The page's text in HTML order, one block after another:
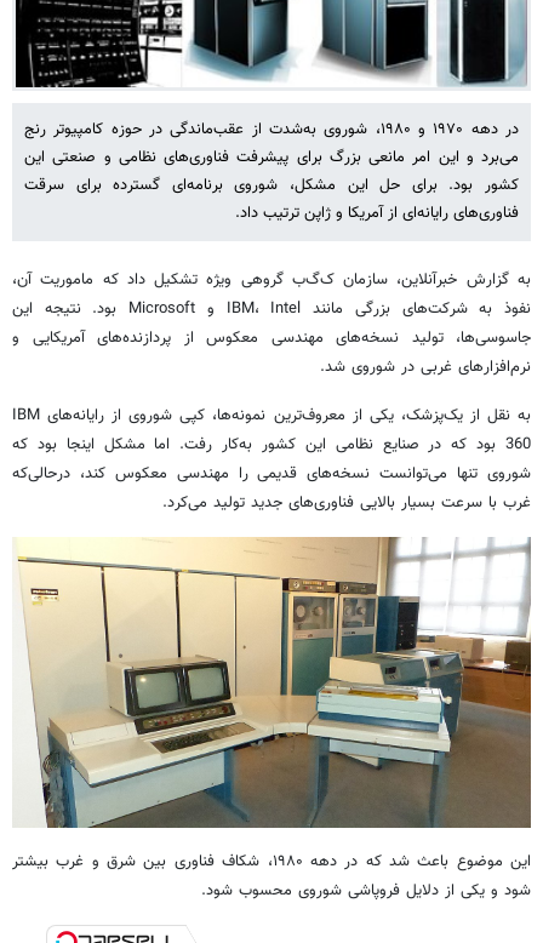
در دهه ۱۹۷۰ و ۱۹۸۰، شوروی به‌شدت از عقب‌ماندگی در حوزه کامپیوتر رنج
می‌برد و این امر مانعی بزرگ برای پیشرفت فناوری‌های نظامی و صنعتی این
کشور بود. برای حل این مشکل، شوروی برنامه‌ای گسترده برای سرقت
فناوری‌های رایانه‌ای از آمریکا و ژاپن ترتیب داد.
به گزارش خبرآنلاین، سازمان ک‌گ‌ب گروهی ویژه تشکیل داد که ماموریت آن،
نفوذ به شرکت‌های بزرگی مانند IBM، Intel و Microsoft بود. نتیجه این
جاسوسی‌ها، تولید نسخه‌های مهندسی معکوس از پردازنده‌های آمریکایی و
نرم‌افزارهای غربی در شوروی شد.
به نقل از یک‌پزشک، یکی از معروف‌ترین نمونه‌ها، کپی شوروی از رایانه‌های IBM
360 بود که در صنایع نظامی این کشور به‌کار رفت. اما مشکل اینجا بود که
شوروی تنها می‌توانست نسخه‌های قدیمی را مهندسی معکوس کند، درحالی‌که
غرب با سرعت بسیار بالایی فناوری‌های جدید تولید می‌کرد.
این موضوع باعث شد که در دهه ۱۹۸۰، شکاف فناوری بین شرق و غرب بیشتر
شود و یکی از دلایل فروپاشی شوروی محسوب شود.